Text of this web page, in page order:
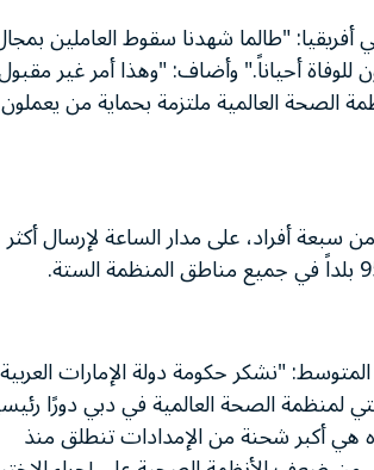
أفريقيا: "طالما شهدنا سقوط العاملين
أحياناً." وأضاف: "وهذا أمر غير
العالمية ملتزمة بحماية من يعملون
أفراد، على مدار الساعة لإرسال أكثر
"نشكر حكومة دولة الإمارات العربية
لمنظمة الصحة العالمية في دبي دورًا
هي أكبر شحنة من الإمدادات تنطلق منذ